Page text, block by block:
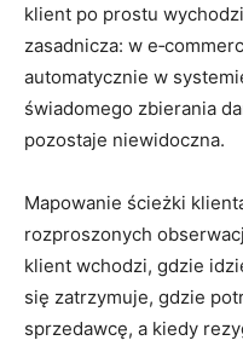
klient po prostu
zasadnicza: w
automatycznie w
świadomego zbierania
pozostaje niewidoczna.
Mapowanie ścieżki
rozproszonych
klient wchodzi, gdzie
się zatrzymuje, gdzie
sprzedawcę, a kiedy